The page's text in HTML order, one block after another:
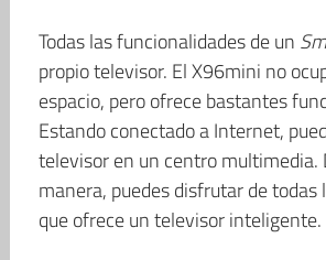
Todas las funcionalidades de un
propio televisor. El X96mini no
espacio, pero ofrece bastantes
Estando conectado a Internet,
televisor en un centro multimedia.
manera, puedes disfrutar de todas
que ofrece un televisor inteligente.